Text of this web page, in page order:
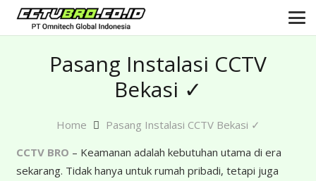
Pasang Instalasi CCTV
Bekasi ✓
Home
Pasang Instalasi CCTV Bekasi ✓
CCTV BRO – Keamanan adalah kebutuhan utama di era
sekarang. Tidak hanya untuk rumah pribadi, tetapi juga